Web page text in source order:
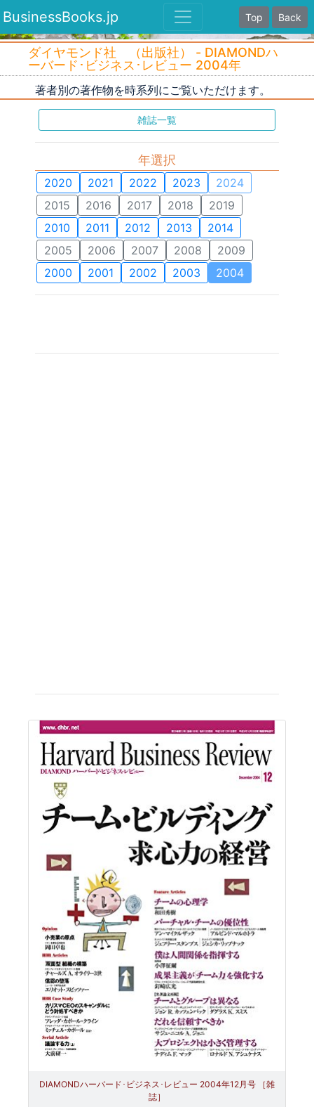
BusinessBooks.jp Top Back
ダイヤモンド社 （出版社） - DIAMONDハ
ーバード･ビジネス･レビュー 2004年
著者別の著作物を時系列にご覧いただけます。
雑誌一覧
年選択
2020 2021 2022 2023
2024
2015
2016 2017 2018
2019
2010
2011 2012 2013
2014
2005
2006 2007 2008
2009
2000
2001 2002 2003 2004
DIAMONDハーバード･ビジネス･レビュー 2004年12月号 ［雑
誌］